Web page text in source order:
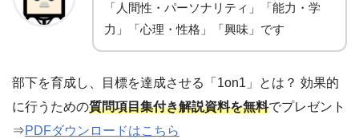
「人間性・パーソナリティ」「能力・学
力」「心理・性格」「興味」です
部下を育成し、目標を達成させる「1on1」とは？ 効果的
に行うための質問項目集付き解説資料を無料でプレゼント
⇒PDFダウンロードはこちら